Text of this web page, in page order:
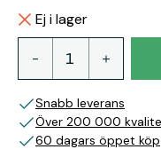
Ej i lager
Snabb leverans
Över 200 000
60 dagars öppet köp